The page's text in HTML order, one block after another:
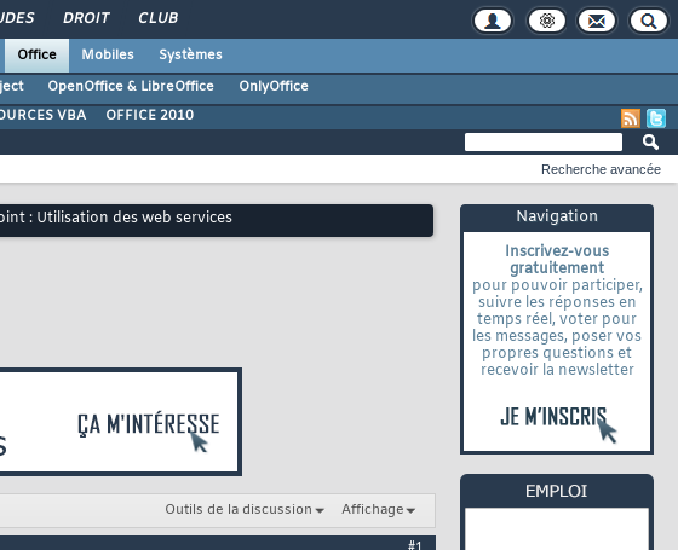
DROIT CLUB
Office Mobiles
Systèmes
OpenOffice & LibreOffice
OnlyOffice
VBA OFFICE 2010
Navigation
Inscrivez-vous
gratuitement
pour pouvoir participer,
suivre les réponses en
temps réel, voter pour
les messages, poser vos
propres questions et
recevoir la newsletter
Recherche avancée
: Utilisation des web services
Outils de la discussion Affichage